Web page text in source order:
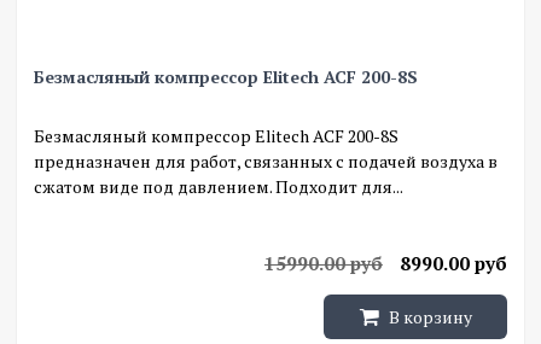
Безмасляный компрессор Elitech ACF 200-8S
Безмасляный компрессор Elitech ACF 200-8S
предназначен для работ, связанных с подачей воздуха в
сжатом виде под давлением. Подходит для...
8990.00 руб
15990.00 руб
В корзину